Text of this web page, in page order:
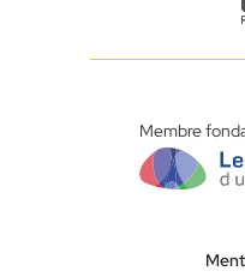
Membre